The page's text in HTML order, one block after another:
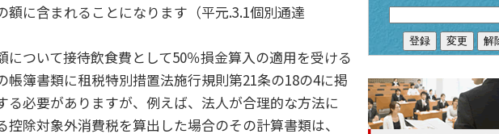
額に含まれることになります（平元.3.1個別通達
ついて接待飲食費として50％損金算入の適用を受ける
帳簿書類に租税特別措置法施行規則第21条の18の4に掲
る必要がありますが、例えば、法人が合理的な方法に
控除対象外消費税を算出した場合のその計算書類は、